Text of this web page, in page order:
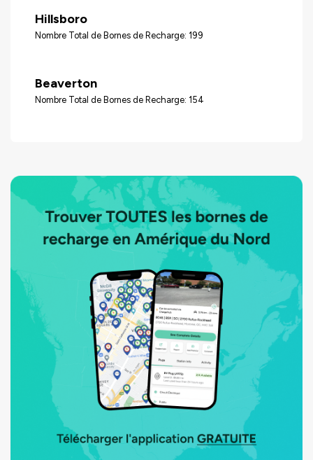
Hillsboro
Nombre Total de Bornes de Recharge: 199
Beaverton
Nombre Total de Bornes de Recharge: 154